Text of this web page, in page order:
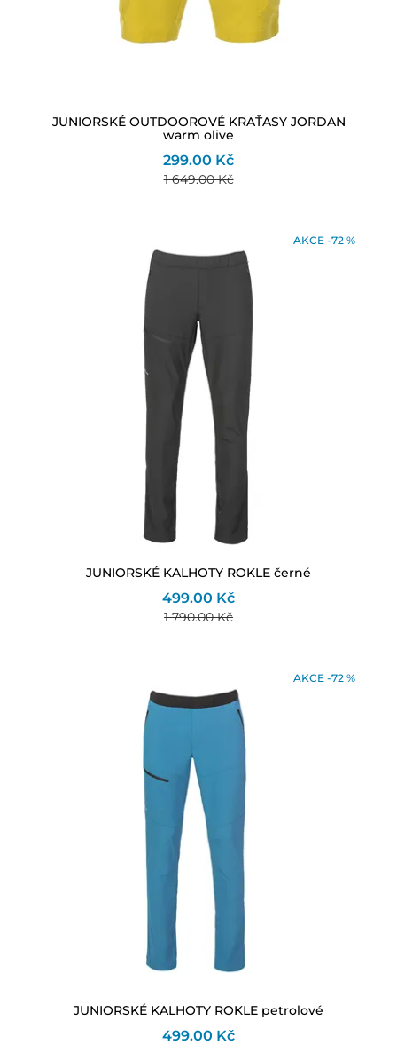
JUNIORSKÉ OUTDOOROVÉ KRAŤASY JORDAN
warm olive
299.00 Kč
1 649.00 Kč
AKCE -72 %
JUNIORSKÉ KALHOTY ROKLE černé
499.00 Kč
1 790.00 Kč
AKCE -72 %
JUNIORSKÉ KALHOTY ROKLE petrolové
499.00 Kč